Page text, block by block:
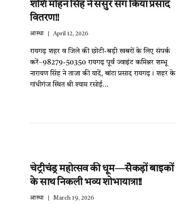
शशि मोहन सिंह ने ससुर संग किया प्रसाद
वितरण!!
आस्था April 12, 2026
रायगढ़ शहर व जिले की छोटी-बड़ी खबरों के लिए संपर्क
करें~98279-50350 रायगढ़ पूर्व ज्वाइंट कमिश्नर शम्भू
नारायण सिंह ने ताजा की यादें, बांटा प्रसाद रायगढ़। शहर के
गांधीगंज स्थित श्री श्याम रसोई…
चेट्रीचंड्र महोत्सव की धूम—सैकड़ों बाइकों
के साथ निकली भव्य शोभायात्रा!!
आस्था March 19, 2026